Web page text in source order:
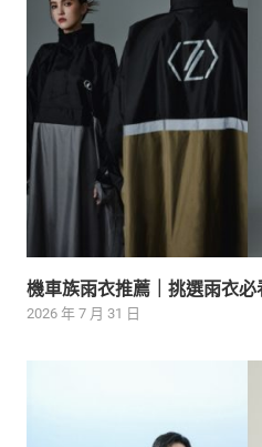
機車族雨衣推薦｜挑選雨衣
2026 年 7 月 31 日